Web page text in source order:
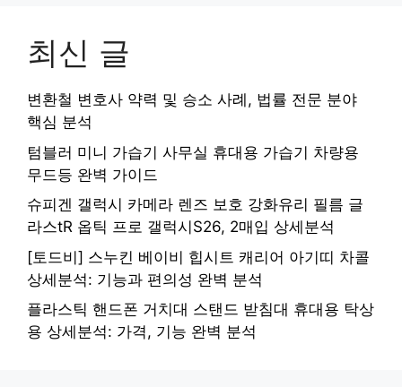
최신 글
변환철 변호사 약력 및 승소 사례, 법률 전문 분야
핵심 분석
텀블러 미니 가습기 사무실 휴대용 가습기 차량용
무드등 완벽 가이드
슈피겐 갤럭시 카메라 렌즈 보호 강화유리 필름 글
라스tR 옵틱 프로 갤럭시S26, 2매입 상세분석
[토드비] 스누킨 베이비 힙시트 캐리어 아기띠 차콜
상세분석: 기능과 편의성 완벽 분석
플라스틱 핸드폰 거치대 스탠드 받침대 휴대용 탁상
용 상세분석: 가격, 기능 완벽 분석